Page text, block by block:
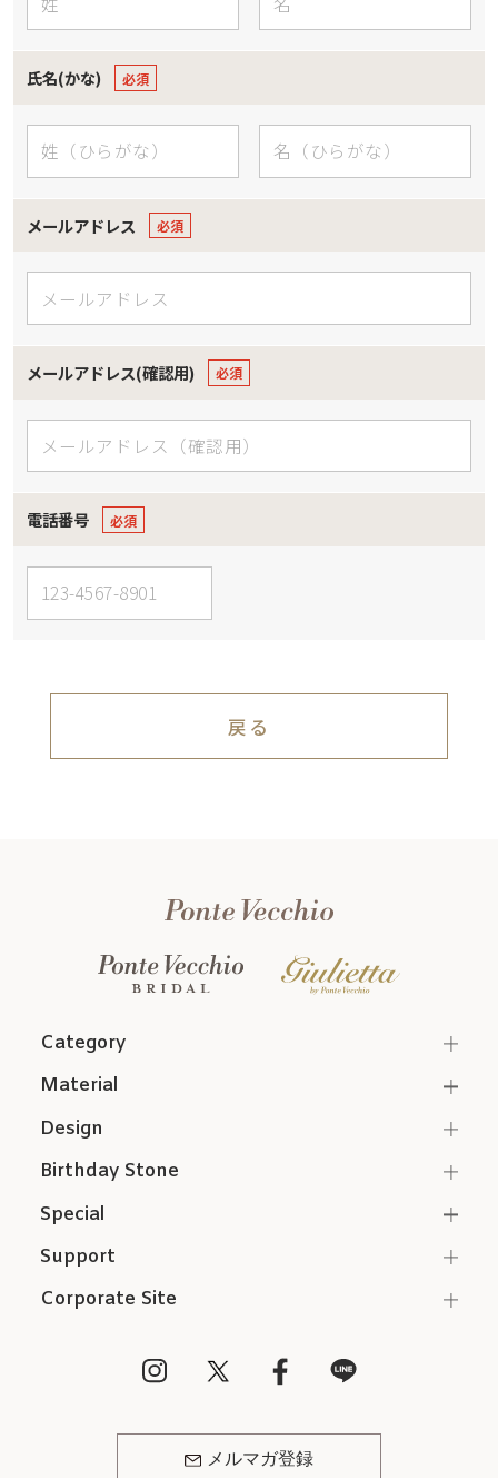
氏名(かな)
メールアドレス
メールアドレス(確認用)
電話番号
戻る
Category
Support
Corporate Site
メルマガ登録
Material
Design
Birthday Stone
Special